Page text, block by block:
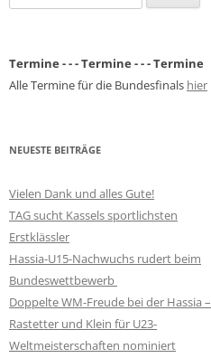
nach:
Termine - - - Termine - - - Termine
Alle Termine für die Bundesfinals hier
NEUESTE BEITRÄGE
Vielen Dank und alles Gute!
TAG sucht Kassels sportlichsten
Erstklässler
Hassia-U15-Nachwuchs rudert beim
Bundeswettbewerb
Doppelte WM-Freude bei der Hassia –
Rastetter und Klein für U23-
Weltmeisterschaften nominiert